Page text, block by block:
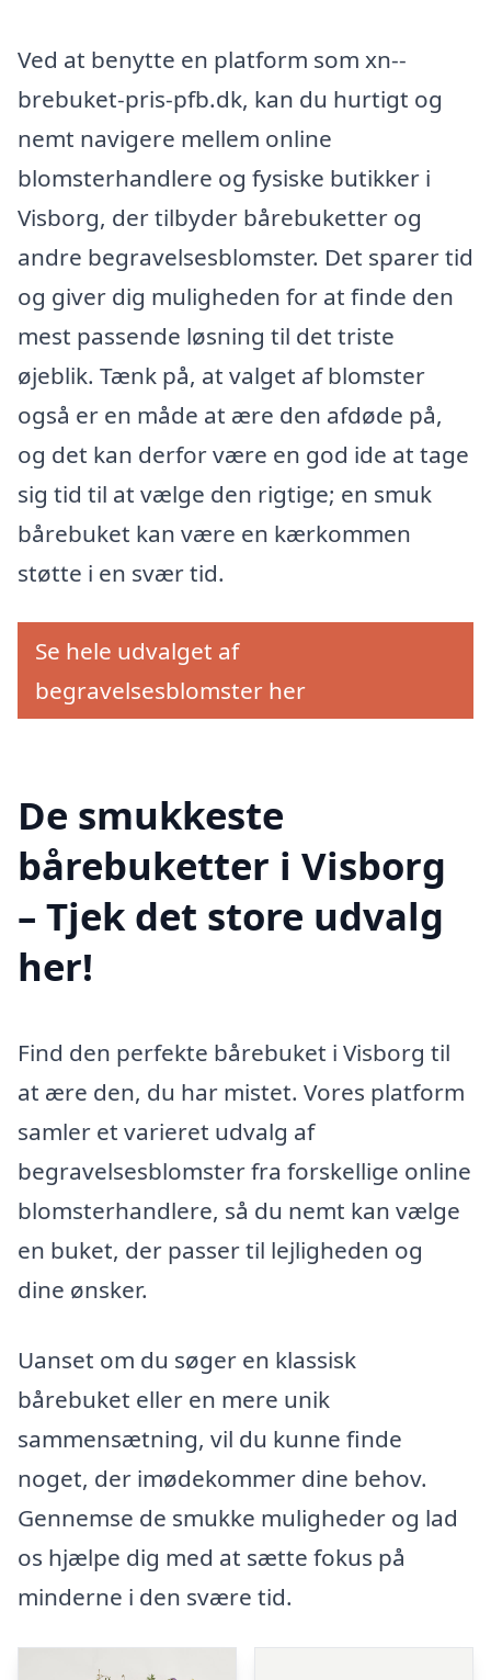
Ved at benytte en platform som xn--
brebuket-pris-pfb.dk, kan du hurtigt og
nemt navigere mellem online
blomsterhandlere og fysiske butikker i
Visborg, der tilbyder bårebuketter og
andre begravelsesblomster. Det sparer tid
og giver dig muligheden for at finde den
mest passende løsning til det triste
øjeblik. Tænk på, at valget af blomster
også er en måde at ære den afdøde på,
og det kan derfor være en god ide at tage
sig tid til at vælge den rigtige; en smuk
bårebuket kan være en kærkommen
støtte i en svær tid.
Se hele udvalget af
begravelsesblomster her
De smukkeste
bårebuketter i Visborg
– Tjek det store udvalg
her!
Find den perfekte bårebuket i Visborg til
at ære den, du har mistet. Vores platform
samler et varieret udvalg af
begravelsesblomster fra forskellige online
blomsterhandlere, så du nemt kan vælge
en buket, der passer til lejligheden og
dine ønsker.
Uanset om du søger en klassisk
bårebuket eller en mere unik
sammensætning, vil du kunne finde
noget, der imødekommer dine behov.
Gennemse de smukke muligheder og lad
os hjælpe dig med at sætte fokus på
minderne i den svære tid.